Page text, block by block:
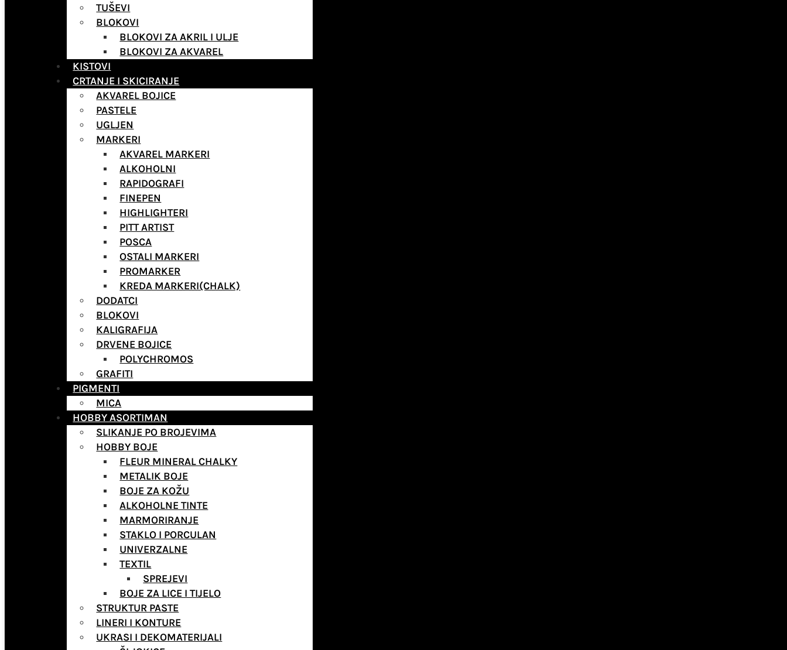
TUŠEVI
BLOKOVI
BLOKOVI ZA AKRIL I ULJE
BLOKOVI ZA AKVAREL
KISTOVI
CRTANJE I SKICIRANJE
AKVAREL BOJICE
PASTELE
UGLJEN
MARKERI
AKVAREL MARKERI
ALKOHOLNI
RAPIDOGRAFI
FINEPEN
HIGHLIGHTERI
PITT ARTIST
POSCA
OSTALI MARKERI
PROMARKER
KREDA MARKERI(CHALK)
DODATCI
BLOKOVI
KALIGRAFIJA
DRVENE BOJICE
POLYCHROMOS
GRAFITI
PIGMENTI
MICA
HOBBY ASORTIMAN
SLIKANJE PO BROJEVIMA
HOBBY BOJE
FLEUR MINERAL CHALKY
METALIK BOJE
BOJE ZA KOŽU
ALKOHOLNE TINTE
MARMORIRANJE
STAKLO I PORCULAN
UNIVERZALNE
TEXTIL
SPREJEVI
BOJE ZA LICE I TIJELO
STRUKTUR PASTE
LINERI I KONTURE
UKRASI I DEKOMATERIJALI